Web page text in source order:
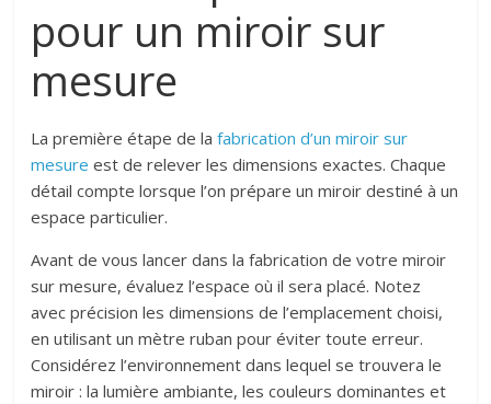
pour un miroir sur
mesure
La première étape de lafabrication d’un miroir sur
mesure est de relever les dimensions exactes. Chaque
détail compte lorsque l’on prépare un miroir destiné à un
espace particulier.
Avant de vous lancer dans la fabrication de votre miroir
sur mesure, évaluez l’espace où il sera placé. Notez
avec précision les dimensions de l’emplacement choisi,
en utilisant un mètre ruban pour éviter toute erreur.
Considérez l’environnement dans lequel se trouvera le
miroir : la lumière ambiante, les couleurs dominantes et